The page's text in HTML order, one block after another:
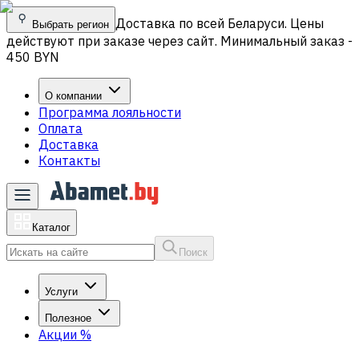
Выбрать регион Доставка по всей Беларуси. Цены
действуют при заказе через сайт. Минимальный заказ -
450 BYN
О компании
Программа лояльности
Оплата
Доставка
Контакты
Каталог
Поиск
Услуги
Полезное
Акции %